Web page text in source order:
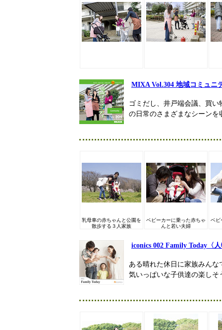
MIXA Vol.304 地域コミュニ
ゴミだし、井戸端会議、買
の日常のさまざまなシーンを
乳母車の赤ちゃんと公園を
散歩する３人家族
ベビーカーに乗った赤ちゃ
んと若い夫婦
ベビ
iconics 002 Family Today〈
ある晴れた休日に家族みん
気いっぱいな子供達の楽し